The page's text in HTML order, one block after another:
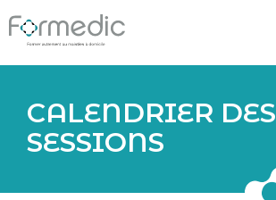
CALENDRIER DES
SESSIONS